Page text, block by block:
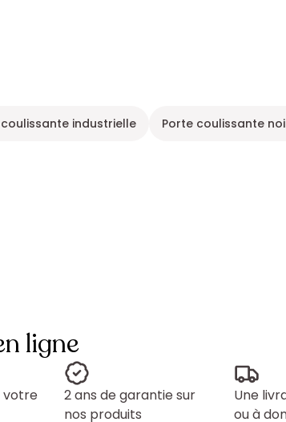
industrielle Porte coulissante
ligne
votre
2 ans de garantie sur
nos produits
Une
ou à